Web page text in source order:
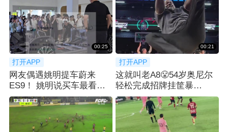
00:25
打开APP
网友偶遇姚明提车蔚来
ES9！ 姚明说买车最看重
空间：等了2月
00:21
打开APP
这就叫老A8😤54岁奥尼尔
轻松完成招牌挂筐暴
扣！！！